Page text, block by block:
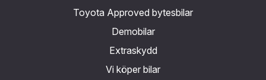
Toyota Approved bytesbilar
Demobilar
Extraskydd
Vi köper bilar